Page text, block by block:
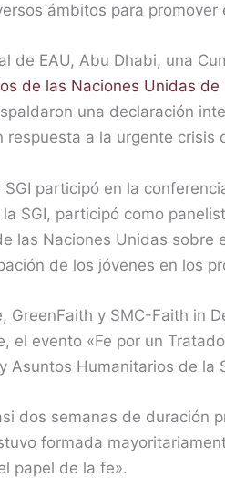
ámbitos para
EAU, Abu Dhabi, una
de las Naciones Unidas de
una declaración
a la urgente crisis
participó en la
SGI, participó como
las Naciones Unidas sobre
de los jóvenes en los
y SMC-Faith in
evento «Fe por un
Asuntos Humanitarios de la
dos semanas de duración
formada
papel de la fe».